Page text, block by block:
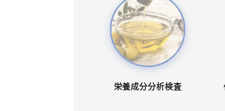
栄養成分分析検査